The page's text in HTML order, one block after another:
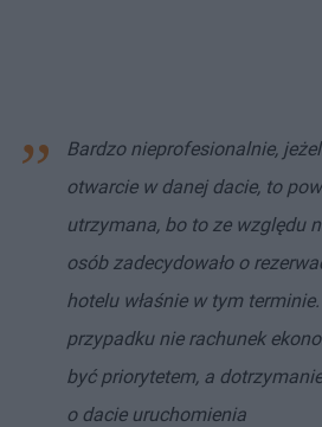
Bardzo nieprofesionalnie,
otwarcie w danej dacie, to
utrzymana, bo to ze względu
osób zadecydowało o
hotelu właśnie w tym
przypadku nie rachunek
być priorytetem, a
o dacie uruchomienia